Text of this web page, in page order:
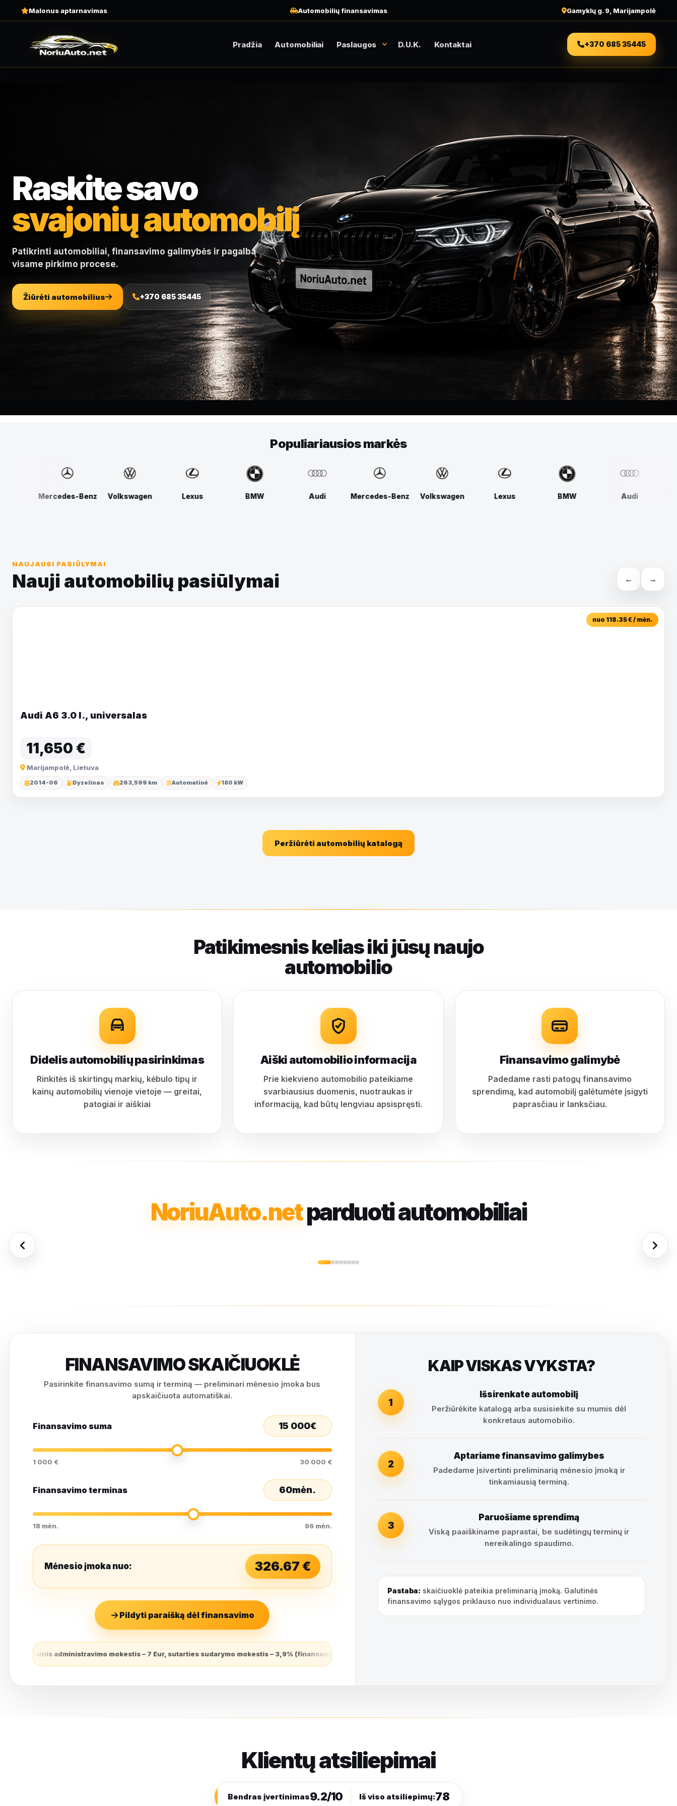
Malonus aptarnavimas Automobilių finansavimas Gamyklų g. 9, Marijampolė
Pradžia Automobiliai Paslaugos D.U.K. Kontaktai +370 685 35445
Raskite savo
svajonių automobilį
Patikrinti automobiliai, finansavimo galimybės ir pagalba
visame pirkimo procese.
Žiūrėti automobilius +370 685 35445
Populiariausios markės
Volkswagen Lexus BMW Mercedes-Benz Volkswagen Lexus BMW Mercedes-Benz Volkswagen
NAUJAUSI PASIŪLYMAI
Nauji automobilių pasiūlymai ← →
nuo 118.35 € / mėn.
Audi A6 3.0 l., universalas
11,650 €
Marijampolė, Lietuva
2014-06 Dyzelinas 263,599 km Automatinė 180 kW
Peržiūrėti automobilių katalogą
Patikimesnis kelias iki jūsų naujo
automobilio
Didelis automobilių pasirinkimas
Rinkitės iš skirtingų markių, kėbulo tipų ir
kainų automobilių vienoje vietoje — greitai,
patogiai ir aiškiai
Aiški automobilio informacija
Prie kiekvieno automobilio pateikiame
svarbiausius duomenis, nuotraukas ir
informaciją, kad būtų lengviau apsispręsti.
Finansavimo galimybė
Padedame rasti patogų finansavimo
sprendimą, kad automobilį galėtumėte įsigyti
paprasčiau ir lanksčiau.
NoriuAuto.netparduoti automobiliai
FINANSAVIMO SKAIČIUOKLĖ
Pasirinkite finansavimo sumą ir terminą — preliminari mėnesio įmoka bus
apskaičiuota automatiškai.
Finansavimo suma 15 000€
1 000 € 30 000 €
Finansavimo terminas 60mėn.
18 mėn. 96 mėn.
Mėnesio įmoka nuo: 326.67 €
Pildyti paraišką dėl finansavimo
sutarties sudarymo mokestis – 3,9% (finansuojamas sutarties sudarymo dieną ir grąžinamas lygiomis dalimis per visą sutarties galiojimo laikotarpį), mėnesio įmoka – 98,03 Eur, bendra
KAIP VISKAS VYKSTA?
1
Išsirenkate automobilį
Peržiūrėkite katalogą arba susisiekite su mumis dėl
konkretaus automobilio.
2
Aptariame finansavimo galimybes
Padedame įsivertinti preliminarią mėnesio įmoką ir
tinkamiausią terminą.
3
Paruošiame sprendimą
Viską paaiškiname paprastai, be sudėtingų terminų ir
nereikalingo spaudimo.
Pastaba: skaičiuoklė pateikia preliminarią įmoką. Galutinės
finansavimo sąlygos priklauso nuo individualaus vertinimo.
Klientų atsiliepimai
Bendras įvertinimas9.2/10 Iš viso atsiliepimų:78